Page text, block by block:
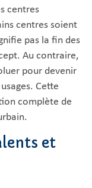
centres
centres soient
pas la fin des
Au contraire,
pour devenir
Cette
complète de
et